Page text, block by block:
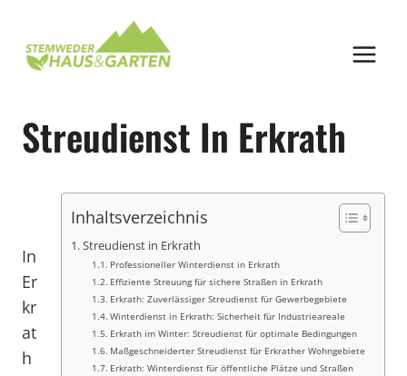
springen
Streudienst In Erkrath
Inhaltsverzeichnis
Streudienst in Erkrath
Professioneller Winterdienst in Erkrath
Effiziente Streuung für sichere Straßen in Erkrath
Erkrath: Zuverlässiger Streudienst für Gewerbegebiete
Winterdienst in Erkrath: Sicherheit für Industrieareale
Erkrath im Winter: Streudienst für optimale Bedingungen
Maßgeschneiderter Streudienst für Erkrather Wohngebiete
Erkrath: Winterdienst für öffentliche Plätze und Straßen
In
Er
kr
at
h